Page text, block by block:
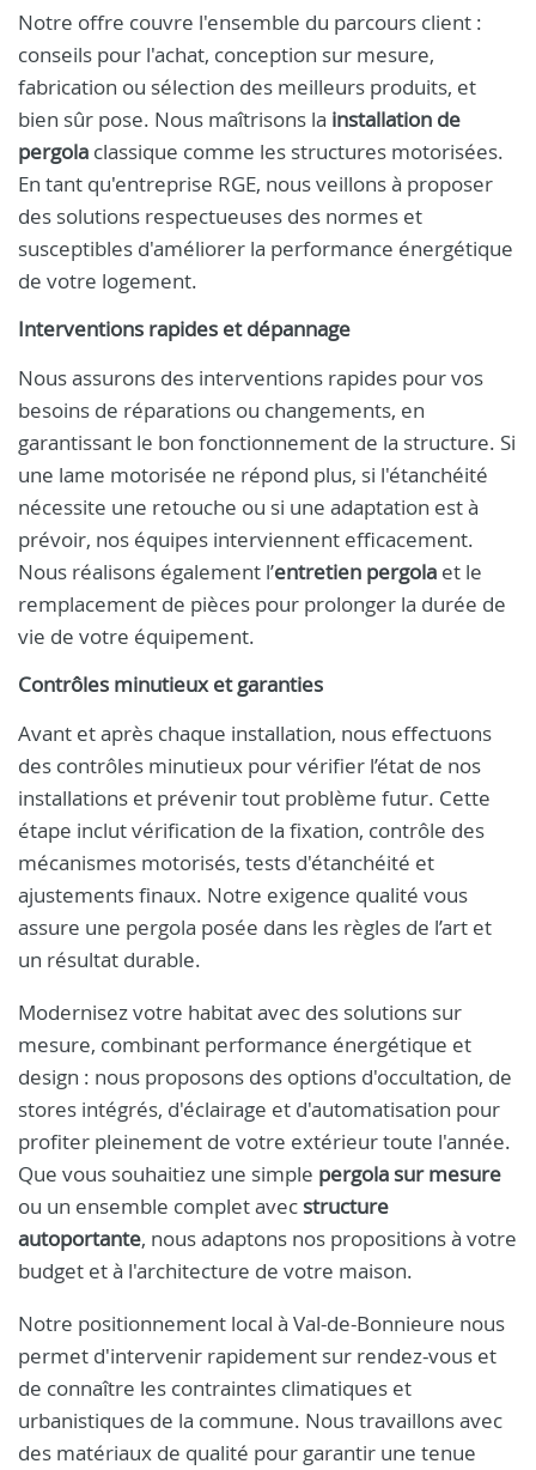
Notre offre couvre l'ensemble du parcours client :
conseils pour l'achat, conception sur mesure,
fabrication ou sélection des meilleurs produits, et
bien sûr pose. Nous maîtrisons la installation de
pergola classique comme les structures motorisées.
En tant qu'entreprise RGE, nous veillons à proposer
des solutions respectueuses des normes et
susceptibles d'améliorer la performance énergétique
de votre logement.
Interventions rapides et dépannage
Nous assurons des interventions rapides pour vos
besoins de réparations ou changements, en
garantissant le bon fonctionnement de la structure. Si
une lame motorisée ne répond plus, si l'étanchéité
nécessite une retouche ou si une adaptation est à
prévoir, nos équipes interviennent efficacement.
Nous réalisons également l’entretien pergola et le
remplacement de pièces pour prolonger la durée de
vie de votre équipement.
Contrôles minutieux et garanties
Avant et après chaque installation, nous effectuons
des contrôles minutieux pour vérifier l’état de nos
installations et prévenir tout problème futur. Cette
étape inclut vérification de la fixation, contrôle des
mécanismes motorisés, tests d'étanchéité et
ajustements finaux. Notre exigence qualité vous
assure une pergola posée dans les règles de l’art et
un résultat durable.
Modernisez votre habitat avec des solutions sur
mesure, combinant performance énergétique et
design : nous proposons des options d'occultation, de
stores intégrés, d'éclairage et d'automatisation pour
profiter pleinement de votre extérieur toute l'année.
Que vous souhaitiez une simple pergola sur mesure
ou un ensemble complet avec structure
autoportante, nous adaptons nos propositions à votre
budget et à l'architecture de votre maison.
Notre positionnement local à Val-de-Bonnieure nous
permet d'intervenir rapidement sur rendez-vous et
de connaître les contraintes climatiques et
urbanistiques de la commune. Nous travaillons avec
des matériaux de qualité pour garantir une tenue